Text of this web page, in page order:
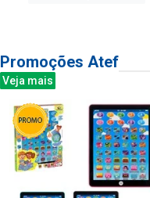
Promoções Atef
Veja mais